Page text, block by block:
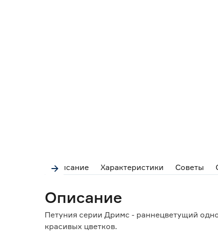
Описание Характеристики Советы
Описание
Петуния серии Дримс - раннецветущий
красивых цветков.